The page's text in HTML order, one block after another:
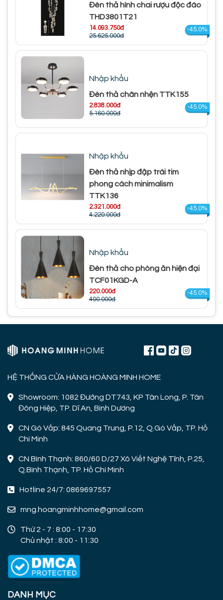
Đèn thả hình chai rượu độc đáo
THD3801T21
14.093.750đ
25.625.000đ
-45.0%
Nhập khẩu
Đèn thả chân nhện TTK155
2.838.000đ
5.160.000đ
-45.0%
Nhập khẩu
Đèn thả nhịp đập trái tim
phong cách minimalism
TTK136
2.321.000đ
4.220.000đ
-45.0%
Nhập khẩu
Đèn thả cho phòng ăn hiện đại
TCF01KGD-A
220.000đ
400.000đ
-45.0%
HỆ THỐNG CỬA HÀNG HOÀNG MINH HOME
Showroom: 1082 Đường DT743, KP Tân Long, P. Tân
Đông Hiệp, TP. Dĩ An, Bình Dương
CN Gò Vấp: 845 Quang Trung, P.12, Q.Gò Vấp, TP. Hồ
Chí Minh
CN Bình Thạnh: 860/60 D/27 Xô Viết Nghệ Tĩnh, P.25,
Q.Bình Thạnh, TP. Hồ Chí Minh
Hotline 24/7: 0869697557
mng.hoangminhhome@gmail.com
Thứ 2 - 7 : 8:00 - 17:30
Chủ nhật : 8:00 - 11:30
DANH MỤC